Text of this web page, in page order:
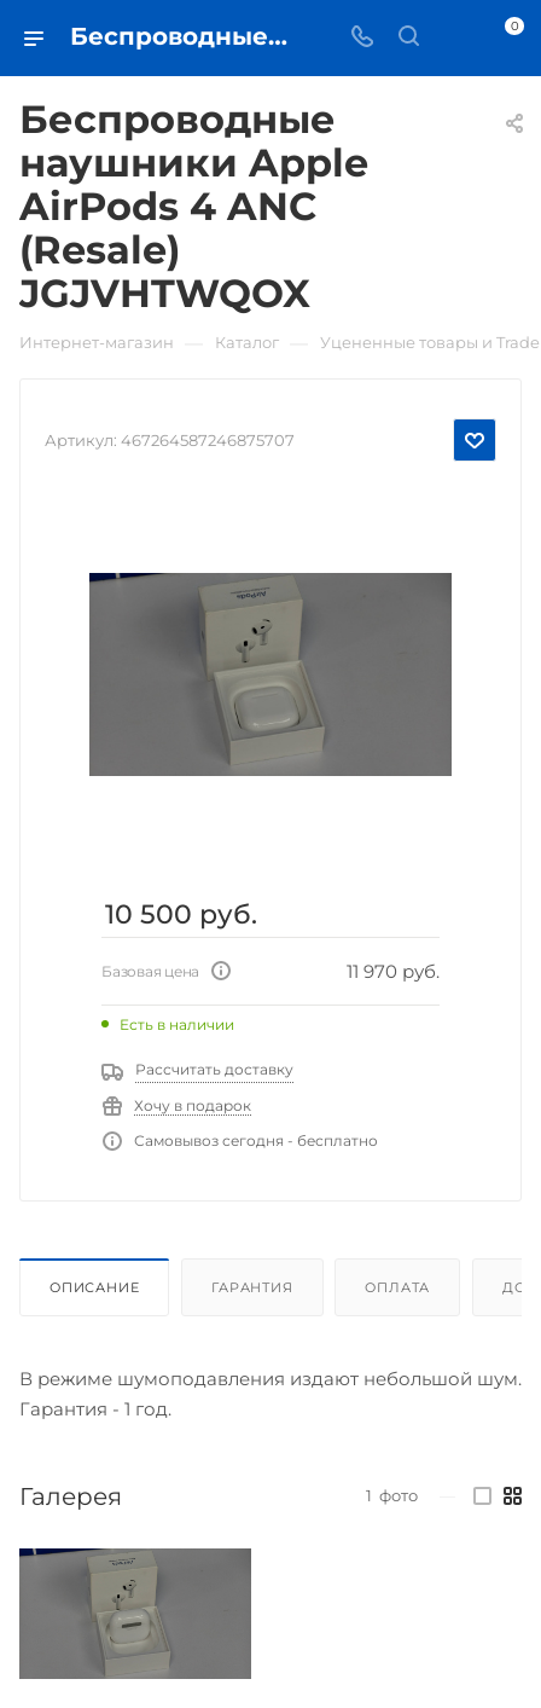
Беспроводные наушники Apple AirPods 4 ANC (Resale) JGJVHTWQOX • купить в Самаре - iЧехол 0
Беспроводные
наушники Apple
AirPods 4 ANC
(Resale)
JGJVHTWQOX
Интернет-магазин Каталог Уцененные товары и
Артикул: 467264587246875707
10 500 руб.
Базовая цена 11 970 руб.
Есть в наличии
Рассчитать доставку
Хочу в подарок
Самовывоз сегодня - бесплатно
ОПИСАНИЕ ГАРАНТИЯ ОПЛАТА
В режиме шумоподавления издают небольшой шум.
Гарантия - 1 год.
Галерея 1 фото